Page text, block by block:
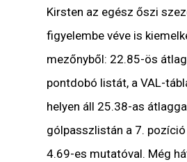
Kirsten az egész őszi
figyelembe véve is
mezőnyből: 22.85-ös
pontdobó listát, a VAL-
helyen áll 25.38-as
gólpasszlistán a 7.
4.69-es mutatóval. Még